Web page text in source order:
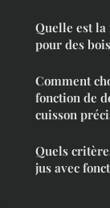
Quelle est la
pour des
Comment
fonction de
cuisson
Quels
jus avec